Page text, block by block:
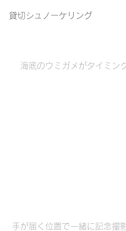
貸切シュノーケリング
海底のウミガメがタイミン
手が届く位置で一緒に記念撮